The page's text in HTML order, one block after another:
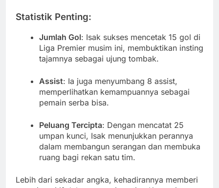
Statistik Penting:
Jumlah Gol: Isak sukses mencetak 15 gol di
Liga Premier musim ini, membuktikan insting
tajamnya sebagai ujung tombak.
Assist: Ia juga menyumbang 8 assist,
memperlihatkan kemampuannya sebagai
pemain serba bisa.
Peluang Tercipta: Dengan mencatat 25
umpan kunci, Isak menunjukkan perannya
dalam membangun serangan dan membuka
ruang bagi rekan satu tim.
Lebih dari sekadar angka, kehadirannya memberi